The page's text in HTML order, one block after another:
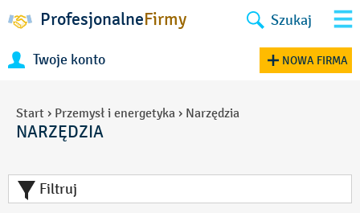
ProfesjonalneFirmy Szukaj
Twoje konto NOWA FIRMA
Start › Przemysł i energetyka › Narzędzia
NARZĘDZIA
Filtruj